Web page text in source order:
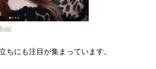
ちにも注目が集まっています。